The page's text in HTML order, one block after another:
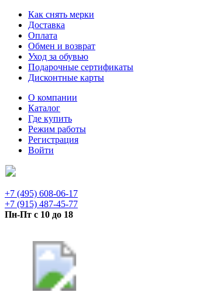
Как снять мерки
Доставка
Оплата
Обмен и возврат
Уход за обувью
Подарочные сертификаты
Дисконтные карты
О компании
Каталог
Где купить
Режим работы
Регистрация
Войти
+7 (495) 608-06-17
+7 (915) 487-45-77
Пн-Пт с 10 до 18